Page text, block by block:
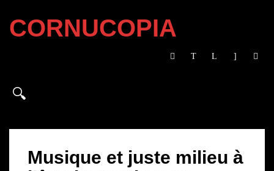
CORNUCOPIA
Musique et juste milieu à